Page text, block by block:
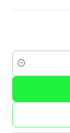
Cantidad